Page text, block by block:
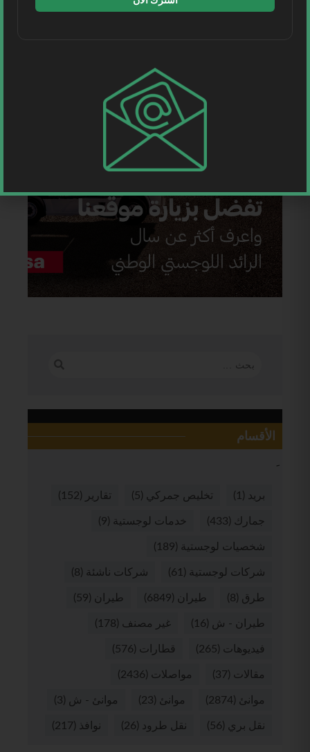
الأقسام
بريد (1) تخليص جمركي (5) تقارير (152)
جمارك (433) خدمات لوجستية (9)
شخصيات لوجستية (189)
شركات لوجستية (61) شركات ناشئة (8)
طرق (8) طيران (6849) طيران (59)
طيران - ش (16) غير مصنف (178)
فيديوهات (265) قطارات (576)
مقالات (37) مواصلات (2436)
موانئ (2874) موانئ (23) موانئ - ش (3)
نقل بري (56) نقل طرود (26) نوافذ (217)